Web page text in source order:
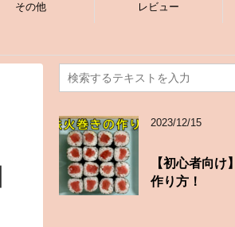
その他 レビュー
2023/12/15
【初心者向け
作り方！